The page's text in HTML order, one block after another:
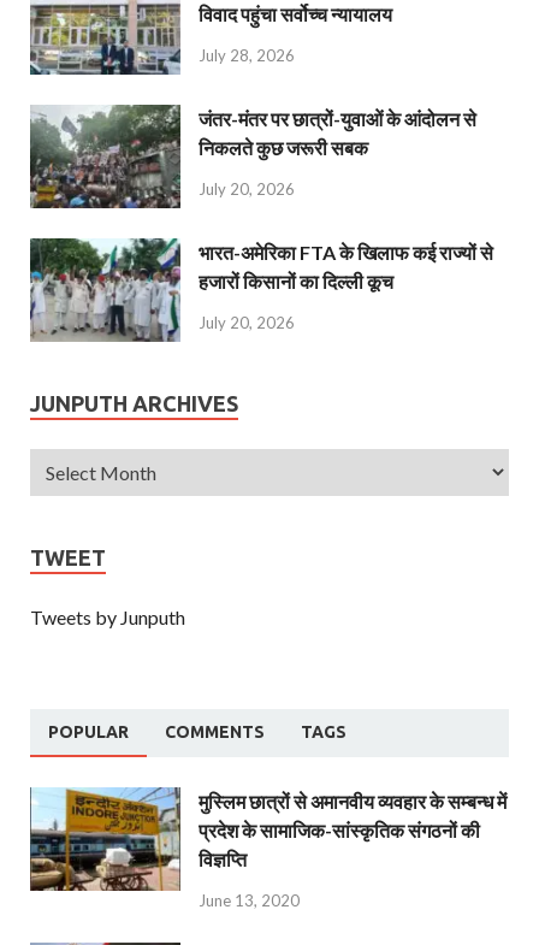
विवाद पहुंचा सर्वोच्च न्यायालय
July 28, 2026
जंतर-मंतर पर छात्रों-युवाओं के आंदोलन से
निकलते कुछ जरूरी सबक
July 20, 2026
भारत-अमेरिका FTA के खिलाफ कई राज्यों से
हजारों किसानों का दिल्ली कूच
July 20, 2026
JUNPUTH ARCHIVES
TWEET
Tweets by Junputh
POPULAR COMMENTS TAGS
मुस्लिम छात्रों से अमानवीय व्यवहार के सम्बन्ध में
प्रदेश के सामाजिक-सांस्कृतिक संगठनों की
विज्ञप्ति
June 13, 2020